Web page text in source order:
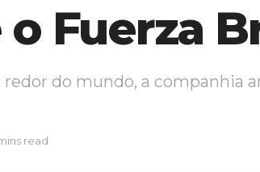
Fuerza
do mundo, a companhia
read